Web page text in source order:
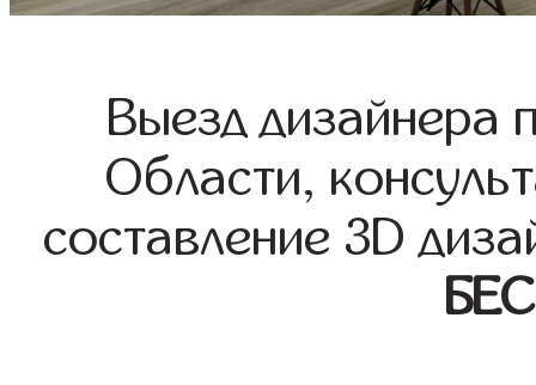
Выезд дизайнера
Области,
составление 3D